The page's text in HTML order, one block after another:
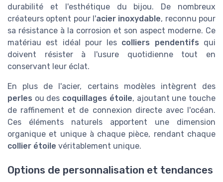
durabilité et l'esthétique du bijou. De nombreux
créateurs optent pour l'acier inoxydable, reconnu pour
sa résistance à la corrosion et son aspect moderne. Ce
matériau est idéal pour les colliers pendentifs qui
doivent résister à l'usure quotidienne tout en
conservant leur éclat.
En plus de l'acier, certains modèles intègrent des
perles ou des coquillages étoile, ajoutant une touche
de raffinement et de connexion directe avec l'océan.
Ces éléments naturels apportent une dimension
organique et unique à chaque pièce, rendant chaque
collier étoile véritablement unique.
Options de personnalisation et tendances